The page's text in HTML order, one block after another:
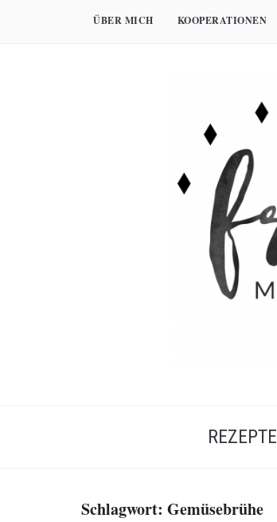
ÜBER MICH KOOPERATIONEN
REZEPTE
Schlagwort: Gemüsebrühe